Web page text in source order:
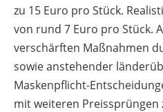
zu 15 Euro pro Stück.
von rund 7 Euro pro Stück.
verschärften Maßnahmen
sowie anstehender
Maskenpflicht-
mit weiteren Preissprüngen